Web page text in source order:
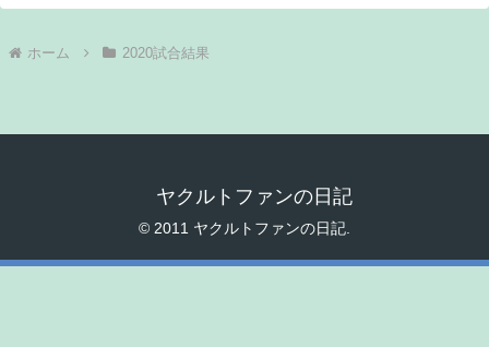
ホーム 2020試合結果
ヤクルトファンの日記
© 2011 ヤクルトファンの日記.